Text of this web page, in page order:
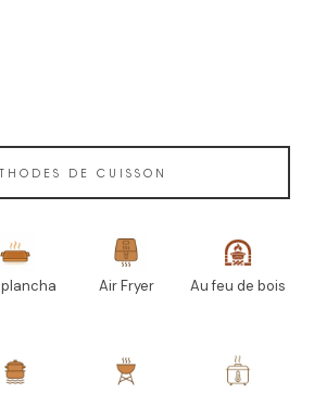
DE CUISSON
Air Fryer Au feu de bois